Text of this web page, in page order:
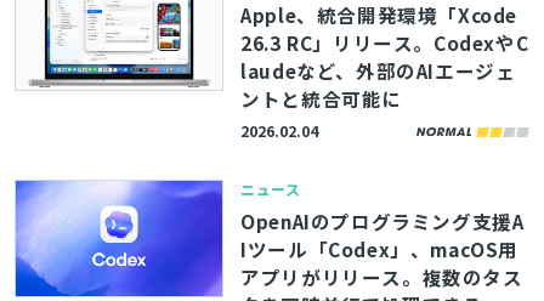
Apple、統合開発環境「Xcode
26.3 RC」リリース。CodexやC
laudeなど、外部のAIエージェ
ントと統合可能に
2026.02.04
ニュース
OpenAIのプログラミング支援A
Iツール「Codex」、macOS用
アプリがリリース。複数のタス